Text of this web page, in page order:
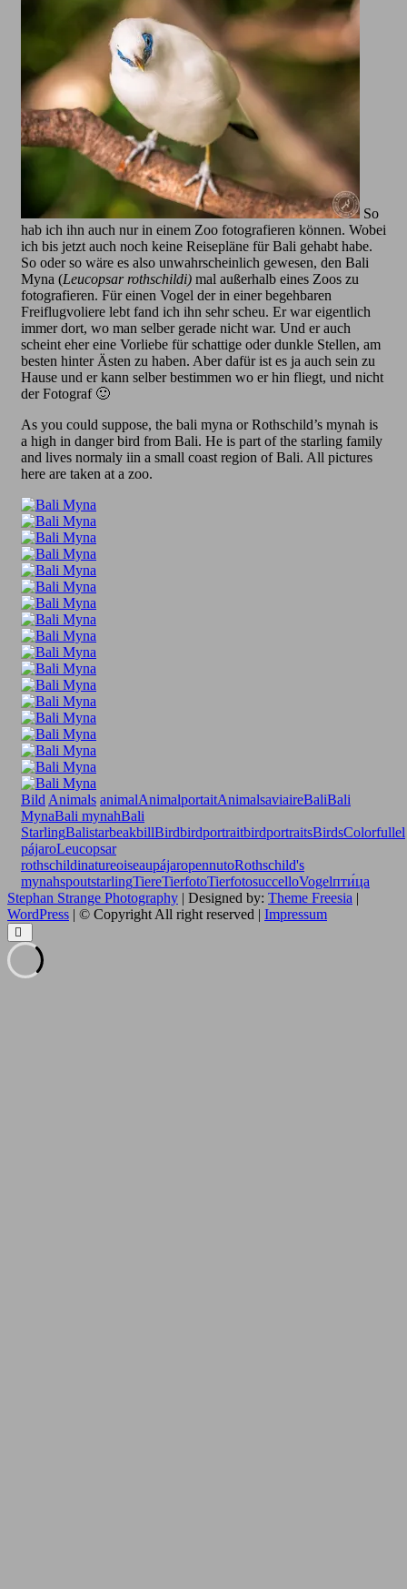
So
hab ich ihn auch nur in einem Zoo fotografieren können. Wobei
ich bis jetzt auch noch keine Reisepläne für Bali gehabt habe.
So oder so wäre es also unwahrscheinlich gewesen, den Bali
Myna (Leucopsar rothschildi) mal außerhalb eines Zoos zu
fotografieren. Für einen Vogel der in einer begehbaren
Freiflugvoliere lebt fand ich ihn sehr scheu. Er war eigentlich
immer dort, wo man selber gerade nicht war. Und er auch
scheint eher eine Vorliebe für schattige oder dunkle Stellen, am
besten hinter Ästen zu haben. Aber dafür ist es ja auch sein zu
Hause und er kann selber bestimmen wo er hin fliegt, und nicht
der Fotograf 🙂
As you could suppose, the bali myna or Rothschild’s mynah is
a high in danger bird from Bali. He is part of the starling family
and lives normaly iin a small coast region of Bali. All pictures
here are taken at a zoo.
Bild Animals animalAnimalportaitAnimalsaviaireBaliBali
MynaBali mynahBali
StarlingBalistarbeakbillBirdbirdportraitbirdportraitsBirdsColorfullel
pájaroLeucopsar
rothschildinatureoiseaupájaropennutoRothschild's
mynahspoutstarlingTiereTierfotoTierfotosuccelloVogelпти́ца
Stephan Strange Photography | Designed by: Theme Freesia |
WordPress | © Copyright All right reserved | Impressum